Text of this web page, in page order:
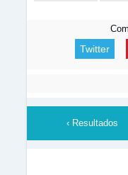
Twitter
‹ Resultados